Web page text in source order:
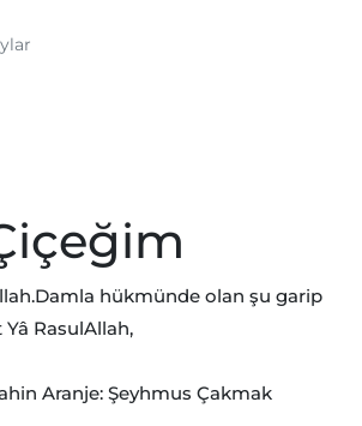
hükmünde olan şu garip
RasulAllah,
Aranje: Şeyhmus Çakmak